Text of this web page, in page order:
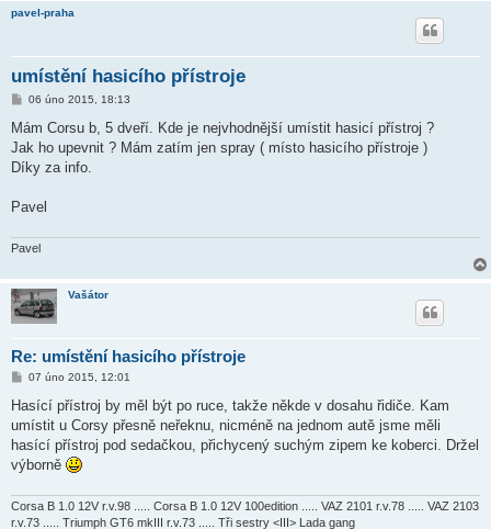
pavel-praha
umístění hasicího přístroje
P
í
p
ě
k
06 úno 2015, 18:13
Mám Corsu b, 5 dveří. Kde je nejvhodnější umístit hasicí přístroj ?
Jak ho upevnit ? Mám zatím jen spray ( místo hasicího přístroje )
Díky za info.
Pavel
Pavel
Vašátor
Re: umístění hasicího přístroje
P
í
p
ě
e
07 úno 2015, 12:01
Hasící přístroj by měl být po ruce, takže někde v dosahu řidiče. Kam
umístit u Corsy přesně neřeknu, nicméně na jednom autě jsme měli
hasící přístroj pod sedačkou, přichycený suchým zipem ke koberci. Držel
výborně
Corsa B 1.0 12V r.v.98 ..... Corsa B 1.0 12V 100edition ..... VAZ 2101 r.v.78 ..... VAZ 2103
r.v.73 ..... Triumph GT6 mkIII r.v.73 ..... Tři sestry <III> Lada gang